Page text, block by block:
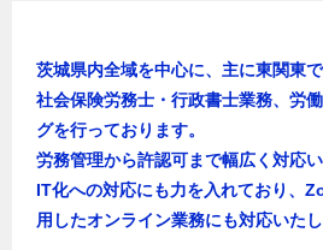
茨城県内全域を中心に、主に東関東
社会保険労務士・行政書士業務、労
グを行っております。
労務管理から許認可まで幅広く対応い
IT化への対応にも力を入れており、
用したオンライン業務にも対応いたし